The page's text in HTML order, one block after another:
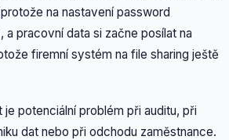
na nastavení password
a pracovní data si začne posílat na
firemní systém na file sharing ještě
je potenciální problém při auditu, při
dat nebo při odchodu zaměstnance.